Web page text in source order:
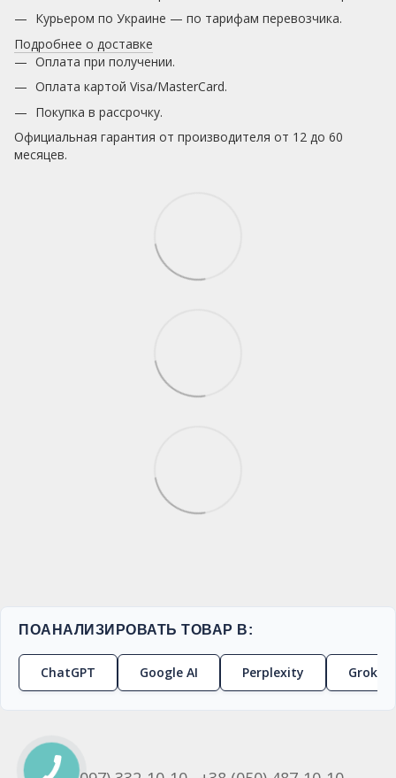
Курьером по Украине — по тарифам перевозчика.
Подробнее о доставке
Оплата при получении.
Оплата картой Visa/MasterCard.
Покупка в рассрочку.
Официальная гарантия от производителя от 12 до 60
месяцев.
ПОАНАЛИЗИРОВАТЬ ТОВАР В:
ChatGPT Google AI Perplexity Grok